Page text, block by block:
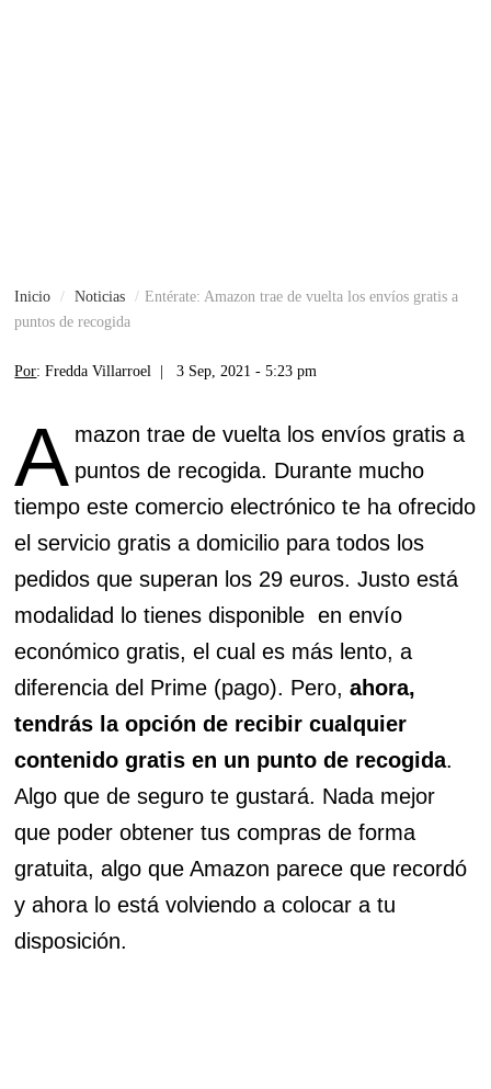
Inicio Noticias
Entérate: Amazon trae de vuelta los envíos gratis a
puntos de recogida
Por: Fredda Villarroel | 3 Sep, 2021 - 5:23 pm
A mazon trae de vuelta los envíos gratis a
puntos de recogida. Durante mucho
tiempo este comercio electrónico te ha ofrecido
el servicio gratis a domicilio para todos los
pedidos que superan los 29 euros. Justo está
modalidad lo tienes disponible en envío
económico gratis, el cual es más lento, a
diferencia del Prime (pago). Pero, ahora,
tendrás la opción de recibir cualquier
contenido gratis en un punto de recogida.
Algo que de seguro te gustará. Nada mejor
que poder obtener tus compras de forma
gratuita, algo que Amazon parece que recordó
y ahora lo está volviendo a colocar a tu
disposición.